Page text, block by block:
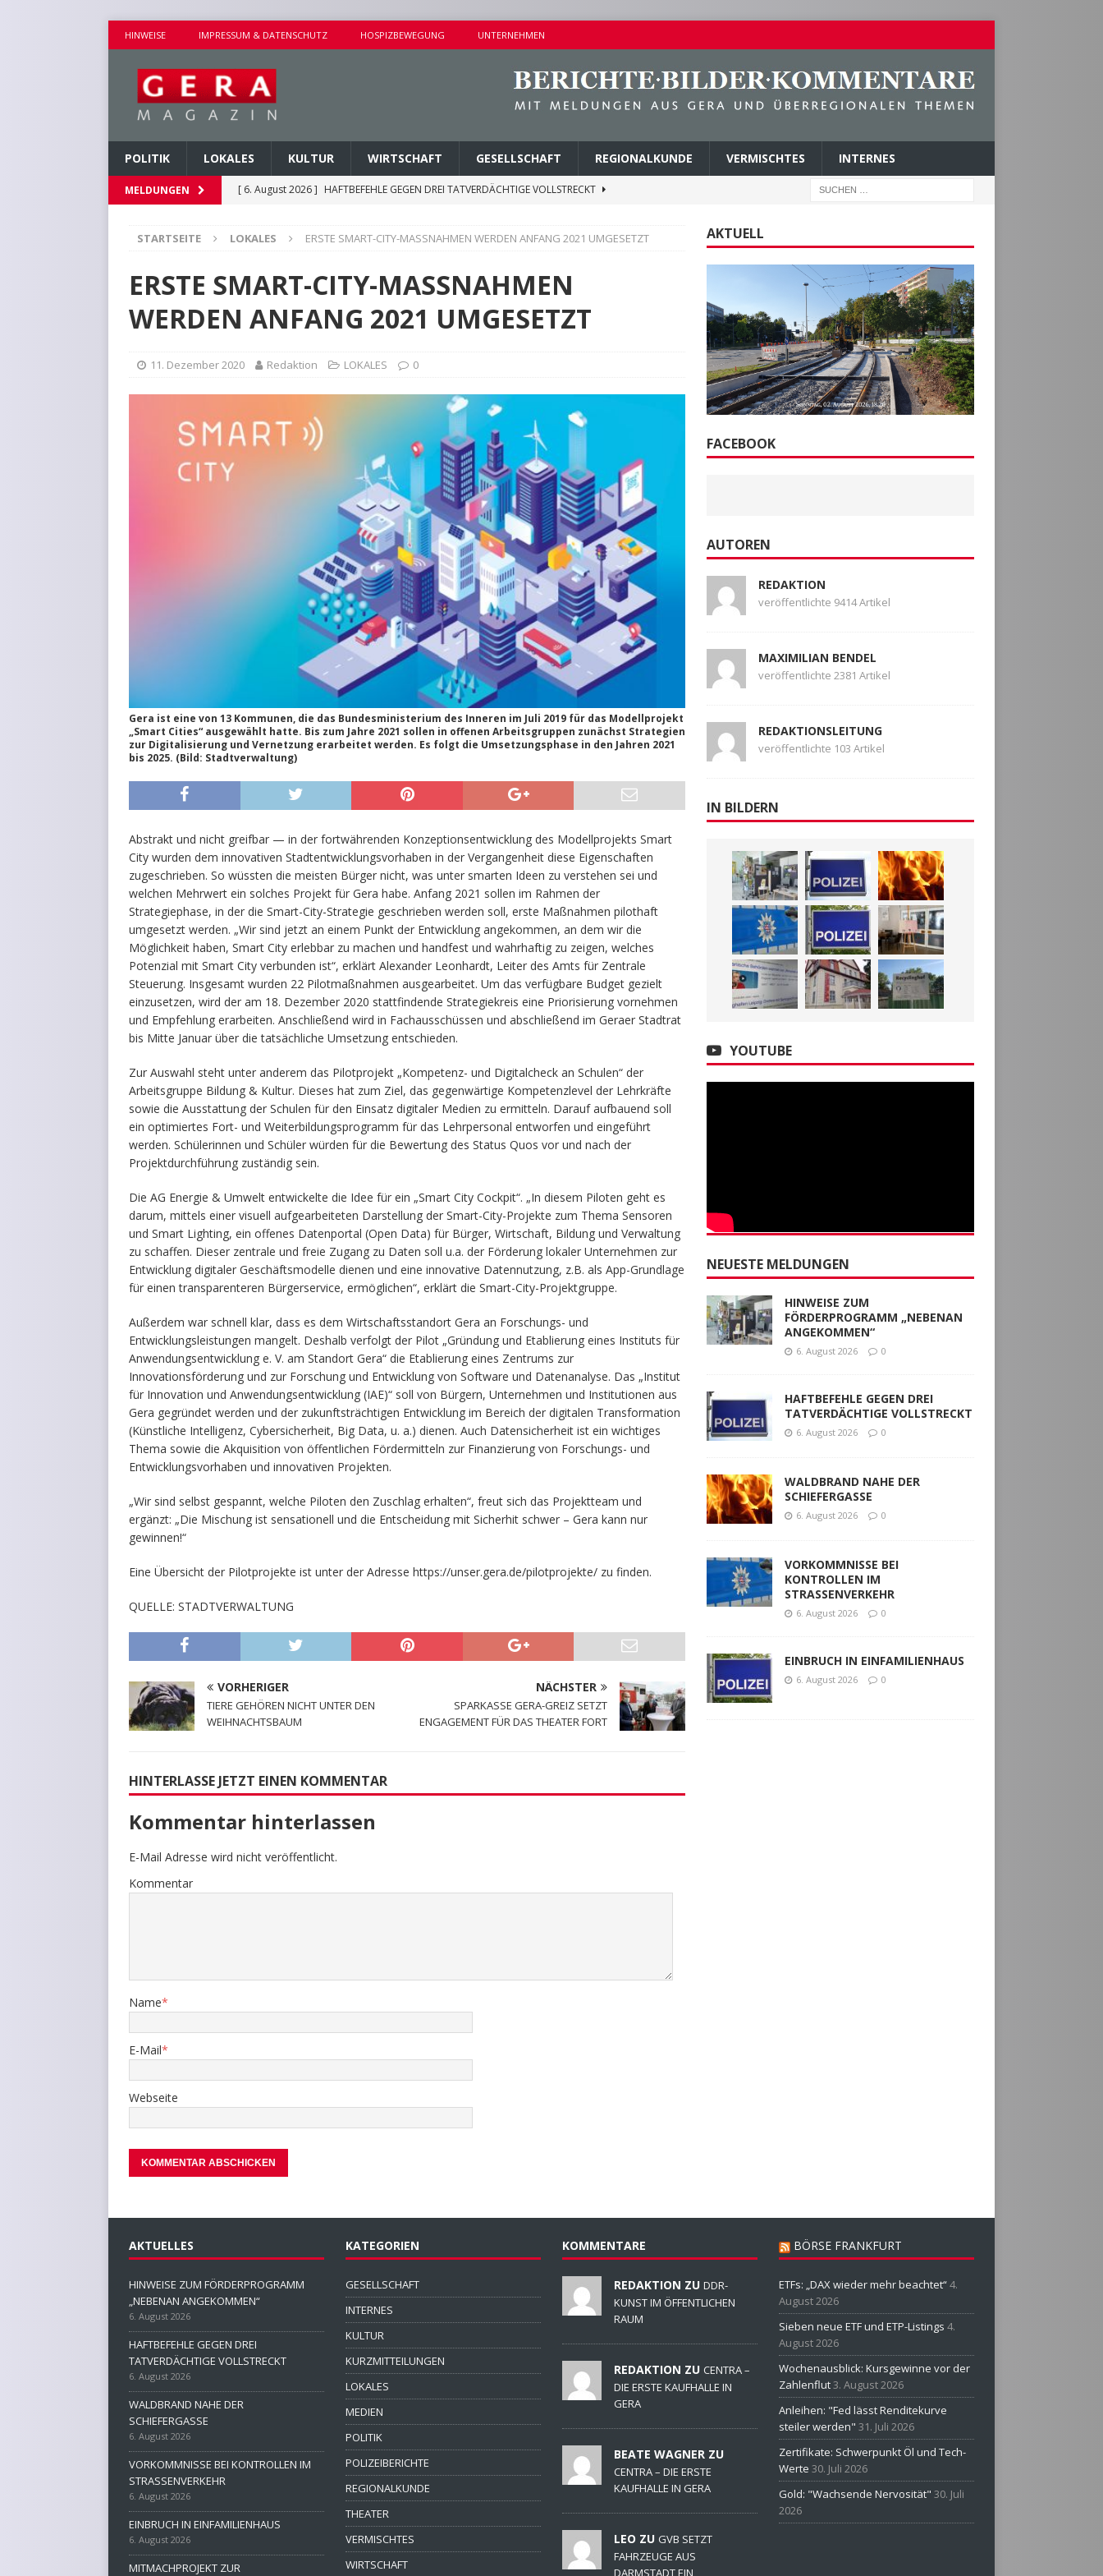
HINWEISE IMPRESSUM & DATENSCHUTZ HOSPIZBEWEGUNG UNTERNEHMEN
POLITIK LOKALES KULTUR WIRTSCHAFT GESELLSCHAFT REGIONALKUNDE VERMISCHTES INTERNES
MELDUNGEN [ 6. August 2026 ] HAFTBEFEHLE GEGEN DREI TATVERDÄCHTIGE VOLLSTRECKT
[ 6. August 2026 ] WALDBRAND NAHE DER SCHIEFERGASSE
POLIZEIBERICHTE
[ 6. August 2026 ] VORKOMMNISSE BEI KONTROLLEN IM STRASSENVERKEHR
[ 6. August 2026 ] EINBRUCH IN EINFAMILIENHAUS
POLIZEIBERICHTE
STARTSEITE LOKALES ERSTE SMART-CITY-MASSNAHMEN WERDEN ANFANG 2021 UMGESETZT
ERSTE SMART-CITY-MASSNAHMEN
WERDEN ANFANG 2021 UMGESETZT
11. Dezember 2020 Redaktion LOKALES 0
Gera ist eine von 13 Kommunen, die das Bundesministerium des Inneren im Juli 2019 für das Modellprojekt
„Smart Cities“ ausgewählt hatte. Bis zum Jahre 2021 sollen in offenen Arbeitsgruppen zunächst Strategien
zur Digitalisierung und Vernetzung erarbeitet werden. Es folgt die Umsetzungsphase in den Jahren 2021
bis 2025. (Bild: Stadtverwaltung)
Abstrakt und nicht greifbar — in der fortwährenden Konzeptionsentwicklung des Modellprojekts Smart
City wurden dem innovativen Stadtentwicklungsvorhaben in der Vergangenheit diese Eigenschaften
zugeschrieben. So wüssten die meisten Bürger nicht, was unter smarten Ideen zu verstehen sei und
welchen Mehrwert ein solches Projekt für Gera habe. Anfang 2021 sollen im Rahmen der
Strategiephase, in der die Smart-City-Strategie geschrieben werden soll, erste Maßnahmen pilothaft
umgesetzt werden. „Wir sind jetzt an einem Punkt der Entwicklung angekommen, an dem wir die
Möglichkeit haben, Smart City erlebbar zu machen und handfest und wahrhaftig zu zeigen, welches
Potenzial mit Smart City verbunden ist“, erklärt Alexander Leonhardt, Leiter des Amts für Zentrale
Steuerung. Insgesamt wurden 22 Pilotmaßnahmen ausgearbeitet. Um das verfügbare Budget gezielt
einzusetzen, wird der am 18. Dezember 2020 stattfindende Strategiekreis eine Priorisierung vornehmen
und Empfehlung erarbeiten. Anschließend wird in Fachausschüssen und abschließend im Geraer Stadtrat
bis Mitte Januar über die tatsächliche Umsetzung entschieden.
Zur Auswahl steht unter anderem das Pilotprojekt „Kompetenz- und Digitalcheck an Schulen“ der
Arbeitsgruppe Bildung & Kultur. Dieses hat zum Ziel, das gegenwärtige Kompetenzlevel der Lehrkräfte
sowie die Ausstattung der Schulen für den Einsatz digitaler Medien zu ermitteln. Darauf aufbauend soll
ein optimiertes Fort- und Weiterbildungsprogramm für das Lehrpersonal entworfen und eingeführt
werden. Schülerinnen und Schüler würden für die Bewertung des Status Quos vor und nach der
Projektdurchführung zuständig sein.
Die AG Energie & Umwelt entwickelte die Idee für ein „Smart City Cockpit“. „In diesem Piloten geht es
darum, mittels einer visuell aufgearbeiteten Darstellung der Smart-City-Projekte zum Thema Sensoren
und Smart Lighting, ein offenes Datenportal (Open Data) für Bürger, Wirtschaft, Bildung und Verwaltung
zu schaffen. Dieser zentrale und freie Zugang zu Daten soll u.a. der Förderung lokaler Unternehmen zur
Entwicklung digitaler Geschäftsmodelle dienen und eine innovative Datennutzung, z.B. als App-Grundlage
für einen transparenteren Bürgerservice, ermöglichen“, erklärt die Smart-City-Projektgruppe.
Außerdem war schnell klar, dass es dem Wirtschaftsstandort Gera an Forschungs- und
Entwicklungsleistungen mangelt. Deshalb verfolgt der Pilot „Gründung und Etablierung eines Instituts für
Anwendungsentwicklung e. V. am Standort Gera“ die Etablierung eines Zentrums zur
Innovationsförderung und zur Forschung und Entwicklung von Software und Datenanalyse. Das „Institut
für Innovation und Anwendungsentwicklung (IAE)“ soll von Bürgern, Unternehmen und Institutionen aus
Gera gegründet werden und der zukunftsträchtigen Entwicklung im Bereich der digitalen Transformation
(Künstliche Intelligenz, Cybersicherheit, Big Data, u. a.) dienen. Auch Datensicherheit ist ein wichtiges
Thema sowie die Akquisition von öffentlichen Fördermitteln zur Finanzierung von Forschungs- und
Entwicklungsvorhaben und innovativen Projekten.
„Wir sind selbst gespannt, welche Piloten den Zuschlag erhalten“, freut sich das Projektteam und
ergänzt: „Die Mischung ist sensationell und die Entscheidung mit Sicherhit schwer – Gera kann nur
gewinnen!“
Eine Übersicht der Pilotprojekte ist unter der Adresse https://unser.gera.de/pilotprojekte/ zu finden.
QUELLE: STADTVERWALTUNG
VORHERIGER
TIERE GEHÖREN NICHT UNTER DEN
WEIHNACHTSBAUM
NÄCHSTER
SPARKASSE GERA-GREIZ SETZT
ENGAGEMENT FÜR DAS THEATER FORT
HINTERLASSE JETZT EINEN KOMMENTAR
Kommentar hinterlassen
E-Mail Adresse wird nicht veröffentlicht.
Kommentar
Name*
E-Mail*
Webseite
AKTUELL
FACEBOOK
AUTOREN
REDAKTION
veröffentlichte 9414 Artikel
MAXIMILIAN BENDEL
veröffentlichte 2381 Artikel
REDAKTIONSLEITUNG
veröffentlichte 103 Artikel
IN BILDERN
YOUTUBE
NEUESTE MELDUNGEN
HINWEISE ZUM
FÖRDERPROGRAMM „NEBENAN
ANGEKOMMEN“
6. August 2026 0
HAFTBEFEHLE GEGEN DREI
TATVERDÄCHTIGE VOLLSTRECKT
6. August 2026 0
WALDBRAND NAHE DER
SCHIEFERGASSE
6. August 2026 0
VORKOMMNISSE BEI
KONTROLLEN IM
STRASSENVERKEHR
6. August 2026 0
EINBRUCH IN EINFAMILIENHAUS
6. August 2026 0
AKTUELLES
HINWEISE ZUM FÖRDERPROGRAMM
„NEBENAN ANGEKOMMEN“
6. August 2026
HAFTBEFEHLE GEGEN DREI
TATVERDÄCHTIGE VOLLSTRECKT
6. August 2026
WALDBRAND NAHE DER
SCHIEFERGASSE
6. August 2026
VORKOMMNISSE BEI KONTROLLEN IM
STRASSENVERKEHR
6. August 2026
EINBRUCH IN EINFAMILIENHAUS
6. August 2026
MITMACHPROJEKT ZUR
KATEGORIEN
GESELLSCHAFT
INTERNES
KULTUR
KURZMITTEILUNGEN
LOKALES
MEDIEN
POLITIK
POLIZEIBERICHTE
REGIONALKUNDE
THEATER
VERMISCHTES
WIRTSCHAFT
KOMMENTARE
REDAKTION ZU DDR-
KUNST IM ÖFFENTLICHEN
RAUM
REDAKTION ZU CENTRA –
DIE ERSTE KAUFHALLE IN
GERA
BEATE WAGNER ZU
CENTRA – DIE ERSTE
KAUFHALLE IN GERA
LEO ZU GVB SETZT
FAHRZEUGE AUS
DARMSTADT EIN
BÖRSE FRANKFURT
ETFs: „DAX wieder mehr beachtet“4.
August 2026
Sieben neue ETF und ETP-Listings 4.
August 2026
Wochenausblick: Kursgewinne vor der
Zahlenflut3. August 2026
Anleihen: "Fed lässt Renditekurve
steiler werden" 31. Juli 2026
Zertifikate: Schwerpunkt Öl und Tech-
Werte 30. Juli 2026
Gold: "Wachsende Nervosität" 30. Juli
2026